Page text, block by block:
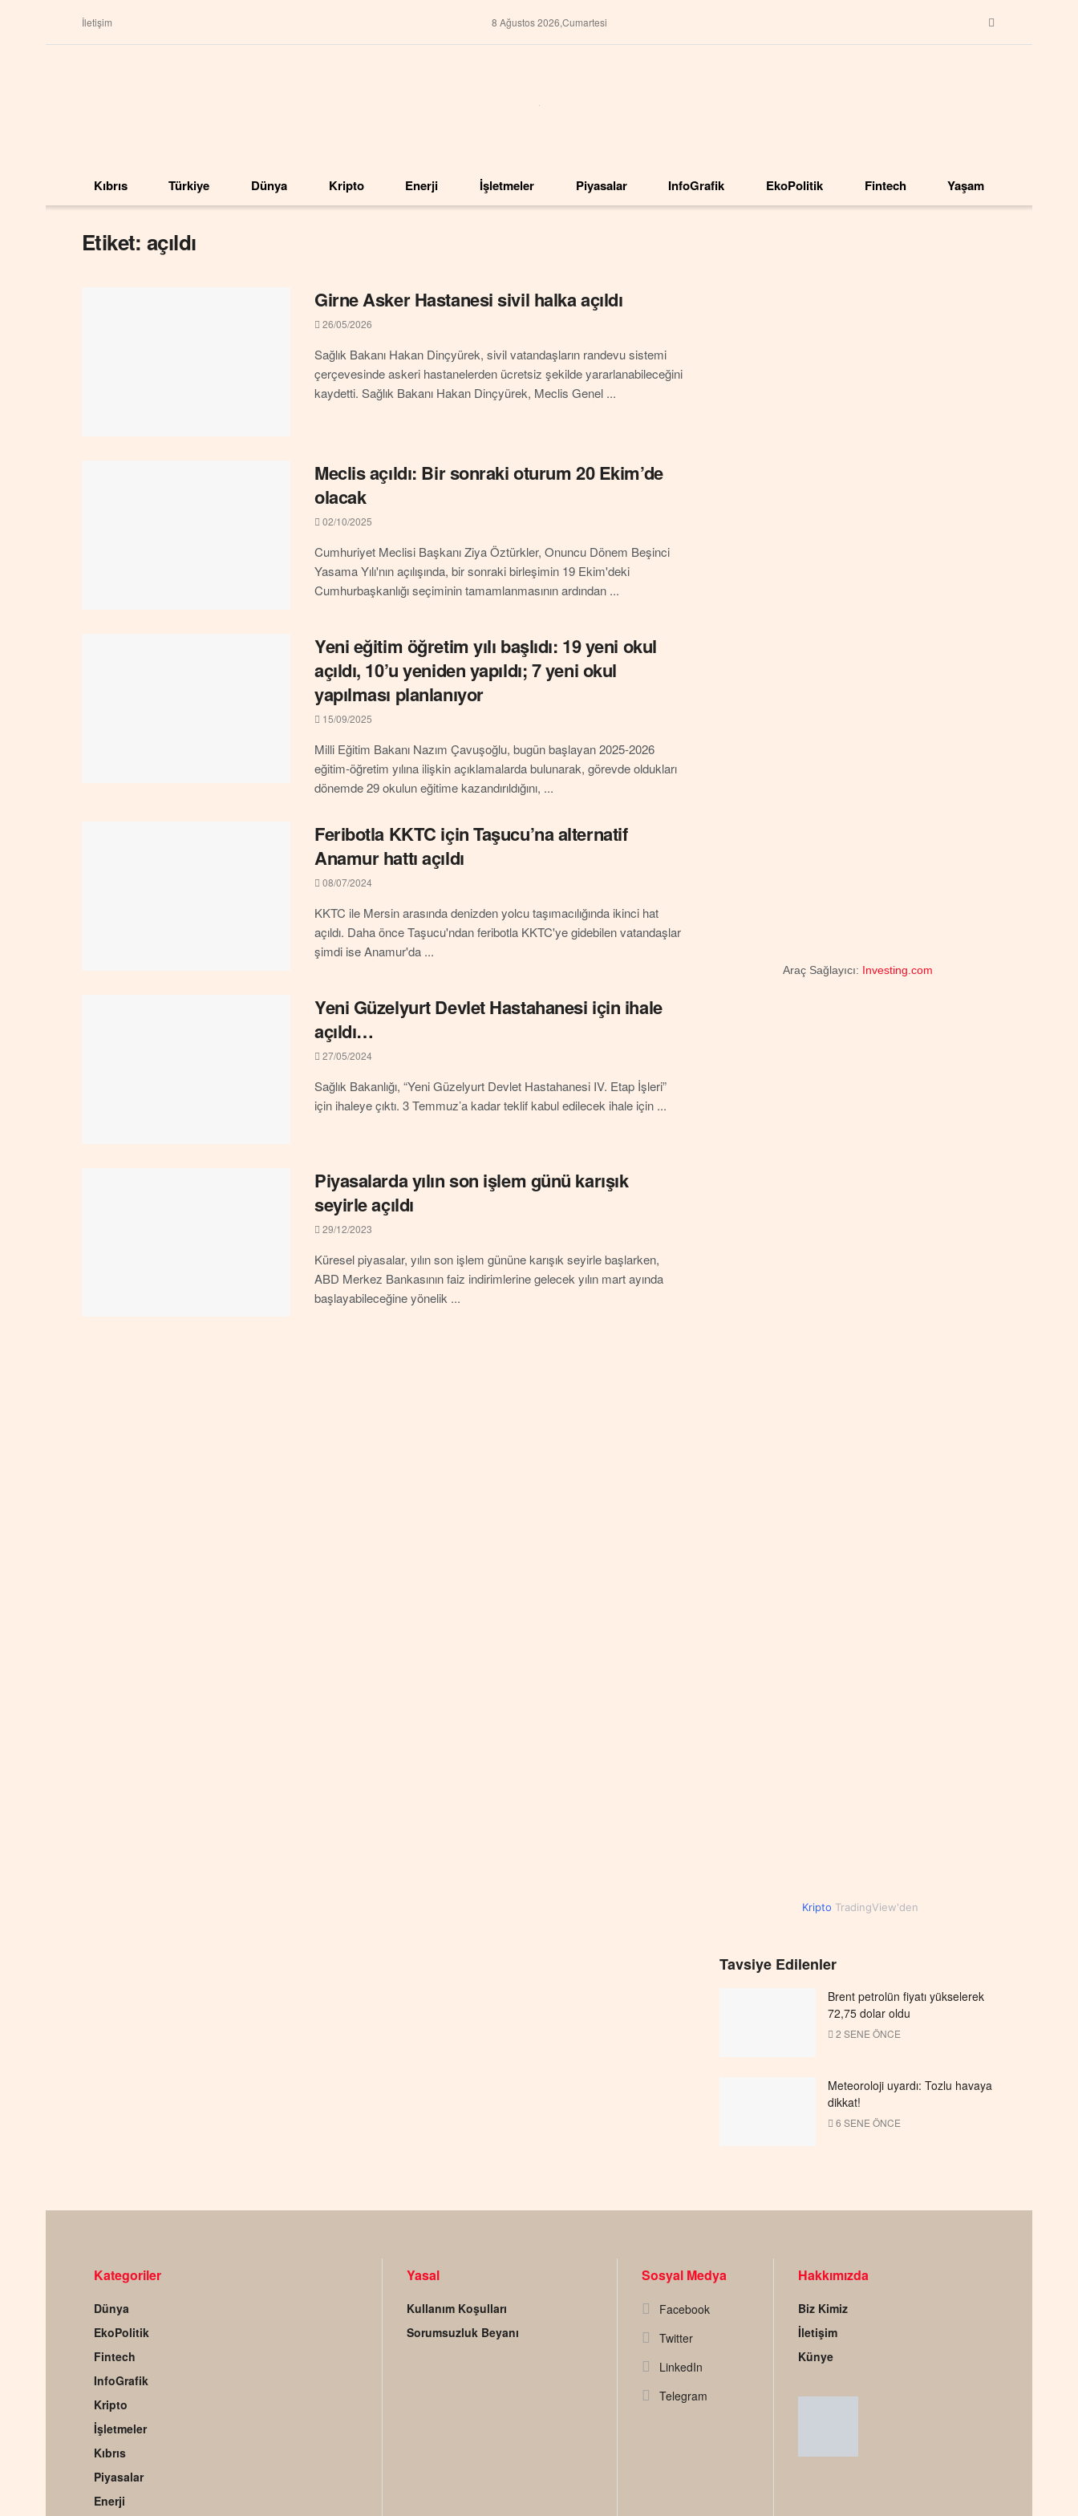
İletişim 8 Ağustos 2026,Cumartesi
Kıbrıs Türkiye Dünya Kripto Enerji İşletmeler Piyasalar InfoGrafik EkoPolitik Fintech Yaşam
Etiket: açıldı
Girne Asker Hastanesi sivil halka açıldı
26/05/2026
Sağlık Bakanı Hakan Dinçyürek, sivil vatandaşların randevu sistemi
çerçevesinde askeri hastanelerden ücretsiz şekilde yararlanabileceğini
kaydetti. Sağlık Bakanı Hakan Dinçyürek, Meclis Genel ...
Meclis açıldı: Bir sonraki oturum 20 Ekim’de
olacak
02/10/2025
Cumhuriyet Meclisi Başkanı Ziya Öztürkler, Onuncu Dönem Beşinci
Yasama Yılı'nın açılışında, bir sonraki birleşimin 19 Ekim'deki
Cumhurbaşkanlığı seçiminin tamamlanmasının ardından ...
Yeni eğitim öğretim yılı başlıdı: 19 yeni okul
açıldı, 10’u yeniden yapıldı; 7 yeni okul
yapılması planlanıyor
15/09/2025
Milli Eğitim Bakanı Nazım Çavuşoğlu, bugün başlayan 2025-2026
eğitim-öğretim yılına ilişkin açıklamalarda bulunarak, görevde oldukları
dönemde 29 okulun eğitime kazandırıldığını, ...
Feribotla KKTC için Taşucu’na alternatif
Anamur hattı açıldı
08/07/2024
KKTC ile Mersin arasında denizden yolcu taşımacılığında ikinci hat
açıldı. Daha önce Taşucu'ndan feribotla KKTC'ye gidebilen vatandaşlar
şimdi ise Anamur'da ...
Yeni Güzelyurt Devlet Hastahanesi için ihale
açıldı…
27/05/2024
Sağlık Bakanlığı, “Yeni Güzelyurt Devlet Hastahanesi IV. Etap İşleri”
için ihaleye çıktı. 3 Temmuz’a kadar teklif kabul edilecek ihale için ...
Piyasalarda yılın son işlem günü karışık
seyirle açıldı
29/12/2023
Küresel piyasalar, yılın son işlem gününe karışık seyirle başlarken,
ABD Merkez Bankasının faiz indirimlerine gelecek yılın mart ayında
başlayabileceğine yönelik ...
Araç Sağlayıcı: Investing.com
Kripto TradingView'den
Tavsiye Edilenler
Brent petrolün fiyatı yükselerek
72,75 dolar oldu
2 SENE ÖNCE
Meteoroloji uyardı: Tozlu havaya
dikkat!
6 SENE ÖNCE
Kategoriler
Dünya
EkoPolitik
Fintech
InfoGrafik
Kripto
İşletmeler
Kıbrıs
Piyasalar
Enerji
Yasal
Kullanım Koşulları
Sorumsuzluk Beyanı
Sosyal Medya
Facebook
Twitter
LinkedIn
Telegram
Hakkımızda
Biz Kimiz
İletişim
Künye